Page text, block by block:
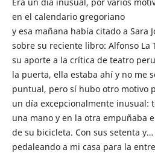
en el calendario gregoriano
y esa mañana había citado a Sara
sobre su reciente libro: Alfonso La
su aporte a la crítica de teatro
la puerta, ella estaba ahí y no me
puntual, pero sí hubo otro motivo
un día excepcionalmente inusual:
una mano y en la otra empuñaba
de su bicicleta. Con sus setenta
pedaleando a mi casa para la